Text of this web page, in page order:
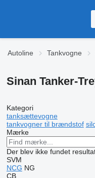
Autoline Tankvogne
Sinan Tanker-
Kategori
tanksættevogne
tankvogner til brændstof
Mærke
Der blev ikke fundet
SVM
NCG NG
CB